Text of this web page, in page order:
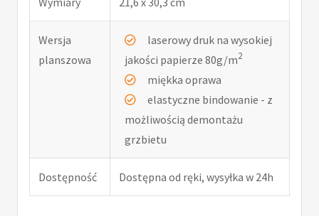
Wersja
planszowa
laserowy druk na wysokiej
jakości papierze 80g/m2
miękka oprawa
elastyczne bindowanie - z
możliwością demontażu
grzbietu
Dostępność Dostępna od ręki, wysyłka w 24h